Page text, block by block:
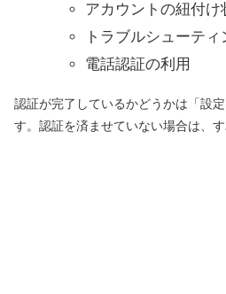
アカウントの紐付け
トラブルシューテ
電話認証の利用
認証が完了しているかどうかは「設
す。認証を済ませていない場合は、